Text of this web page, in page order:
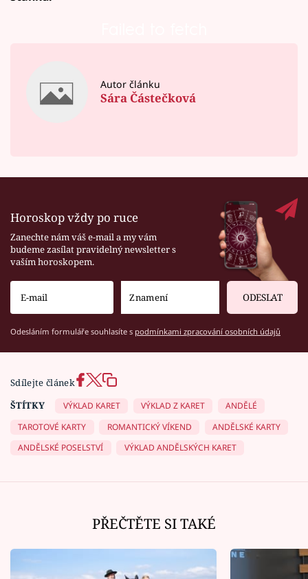
Autor článku
Sára Částečková
Horoskop vždy po ruce
Zanechte nám váš e-mail a my vám
budeme zasílat pravidelný newsletter s
vaším horoskopem.
ODESLAT
Odesláním formuláře souhlasíte s podmínkami zpracování osobních údajů
Sdílejte článek
ŠTÍTKY
VÝKLAD KARET VÝKLAD Z KARET
ANDĚLÉ
TAROTOVÉ KARTY
ROMANTICKÝ VÍKEND
ANDĚLSKÉ KARTY
ANDĚLSKÉ POSELSTVÍ
VÝKLAD ANDĚLSKÝCH KARET
PŘEČTĚTE SI TAKÉ